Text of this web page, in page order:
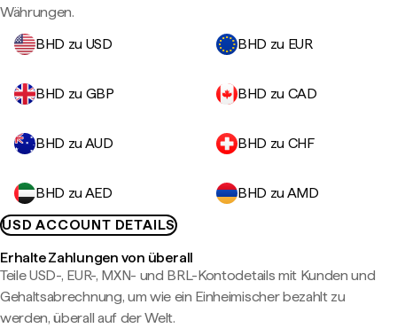
Währungen.
BHD zu USD
BHD zu EUR
BHD zu GBP BHD zu CAD
BHD zu AUD BHD zu CHF
BHD zu AED
BHD zu AMD
USD ACCOUNT DETAILS
Erhalte Zahlungen von überall
Teile USD-, EUR-, MXN- und BRL-Kontodetails mit Kunden und
Gehaltsabrechnung, um wie ein Einheimischer bezahlt zu
werden, überall auf der Welt.